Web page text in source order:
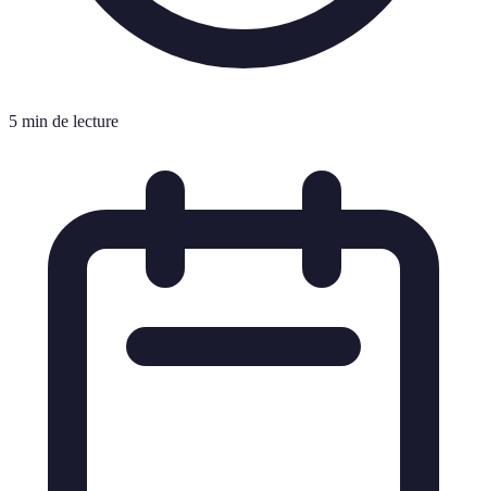
5 min de lecture